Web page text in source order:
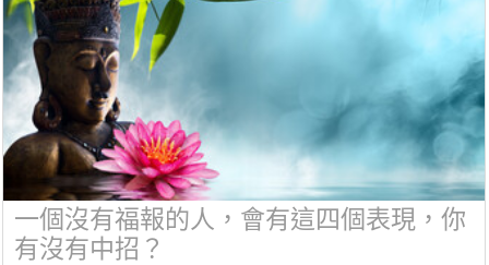
一個沒有福報的人，會有這四個表現，你
有沒有中招？